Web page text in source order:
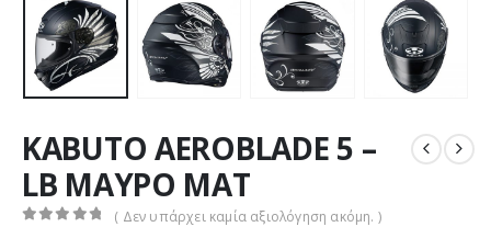
KABUTO AEROBLADE 5 –
LB ΜΑΥΡΟ ΜΑΤ
( Δεν υπάρχει καμία αξιολόγηση ακόμη. )